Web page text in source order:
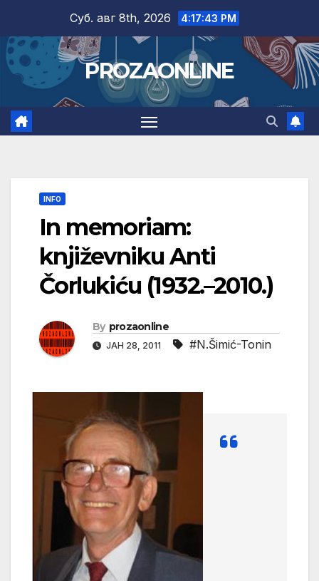
content
Суб. авг 8th, 2026 4:17:44 PM
PROZAONLINE
INFO
In memoriam:
književniku Anti
Čorlukiću (1932.–2010.)
By prozaonline
ЈАН 28, 2011 #N.Šimić-Tonin